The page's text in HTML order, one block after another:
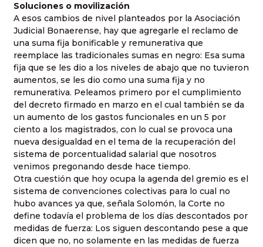
Soluciones o movilización
A esos cambios de nivel planteados por la Asociación
Judicial Bonaerense, hay que agregarle el reclamo de
una suma fija bonificable y remunerativa que
reemplace las tradicionales sumas en negro: Esa suma
fija que se les dio a los niveles de abajo que no tuvieron
aumentos, se les dio como una suma fija y no
remunerativa. Peleamos primero por el cumplimiento
del decreto firmado en marzo en el cual también se da
un aumento de los gastos funcionales en un 5 por
ciento a los magistrados, con lo cual se provoca una
nueva desigualdad en el tema de la recuperación del
sistema de porcentualidad salarial que nosotros
venimos pregonando desde hace tiempo.
Otra cuestión que hoy ocupa la agenda del gremio es el
sistema de convenciones colectivas para lo cual no
hubo avances ya que, señala Solomón, la Corte no
define todavía el problema de los días descontados por
medidas de fuerza: Los siguen descontando pese a que
dicen que no, no solamente en las medidas de fuerza